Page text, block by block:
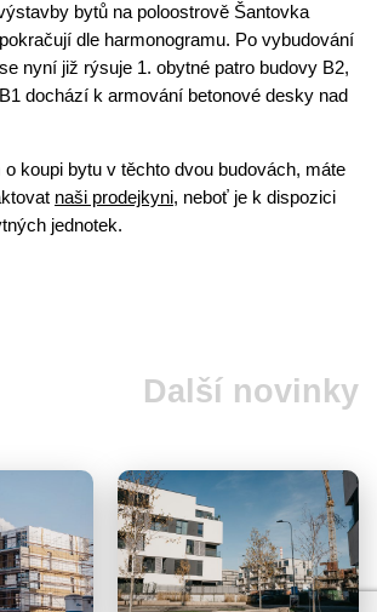
bytů na poloostrově Šantovka
dle harmonogramu. Po vybudování
nyní již rýsuje 1. obytné patro budovy B2,
dochází k armování betonové desky nad
koupi bytu v těchto dvou budovách, máte
naši prodejkyni, neboť je k dispozici
jednotek.
Další novinky